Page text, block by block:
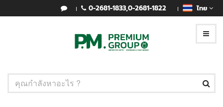
0-2681-1833,0-2681-1822 ไทย